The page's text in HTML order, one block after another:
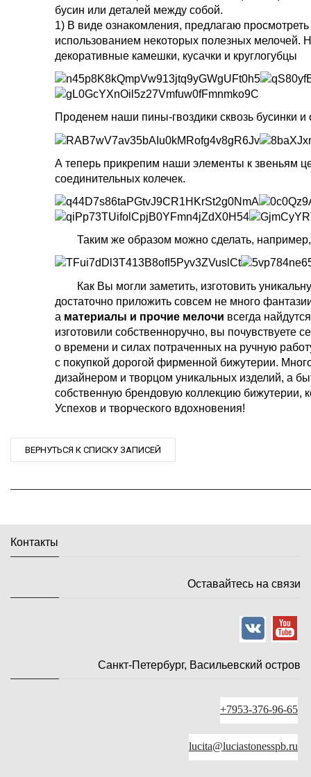
бусин или деталей между собой.
1) В виде ознакомления, предлагаю
использованием некоторых полезных мелочей.
декоративные камешки, кусачки и круглогубцы
Проденем наши пины-гвоздики сквозь бусинки и
А теперь прикрепим наши элементы к звеньям
соединительных колечек.
Таким же образом можно сделать, например,
Как Вы могли заметить, изготовить
достаточно приложить совсем не много
а материалы и прочие мелочи всегда
изготовили собственноручно, вы почувствуете
о времени и силах потраченных на ручную
с покупкой дорогой фирменной бижутерии.
дизайнером и творцом уникальных изделий, а
собственную брендовую коллекцию бижутерии,
Успехов и творческого вдохновения!
ВЕРНУТЬСЯ К СПИСКУ ЗАПИСЕЙ
Контакты
Оставайтесь на связи
Санкт-Петербург, Васильевский остров
+7953-376-96-65
lucita@luciastonesspb.ru